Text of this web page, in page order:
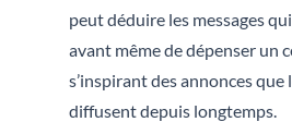
peut déduire les messages
avant même de dépenser un
s’inspirant des annonces
diffusent depuis longtemps.